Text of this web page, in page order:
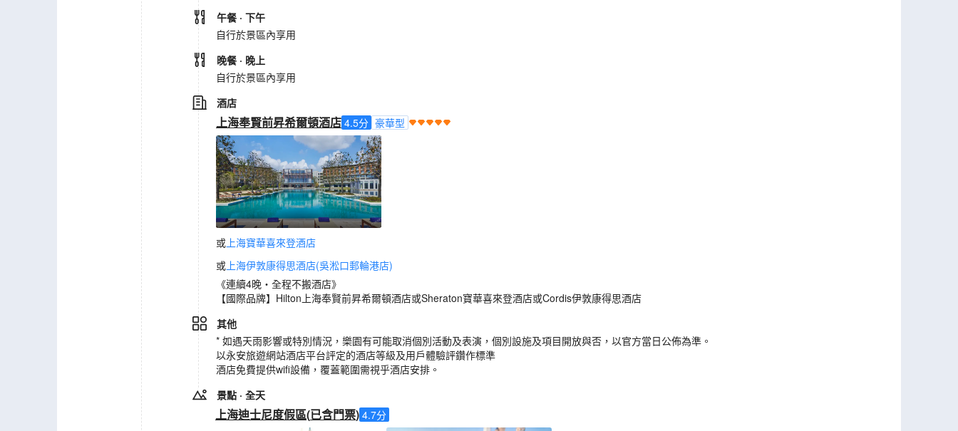
午餐 · 下午
自行於景區內享用
晚餐 · 晚上
自行於景區內享用
酒店
上海奉賢前昇希爾頓酒店 4.5分 豪華型
或 上海寶華喜來登酒店
或 上海伊敦康得思酒店(吳淞口郵輪港店)
《連續4晚‧全程不搬酒店》
【國際品牌】Hilton上海奉賢前昇希爾頓酒店或Sheraton寶華喜來登酒店或Cordis伊敦康得思酒店
其他
* 如遇天雨影響或特別情況，樂園有可能取消個別活動及表演，個別設施及項目開放與否，以官方當日公佈為準。
以永安旅遊網站酒店平台評定的酒店等級及用戶體驗評鑽作標準
酒店免費提供wifi設備，覆蓋範圍需視乎酒店安排。
景點 · 全天
上海迪士尼度假區(已含門票) 4.7分